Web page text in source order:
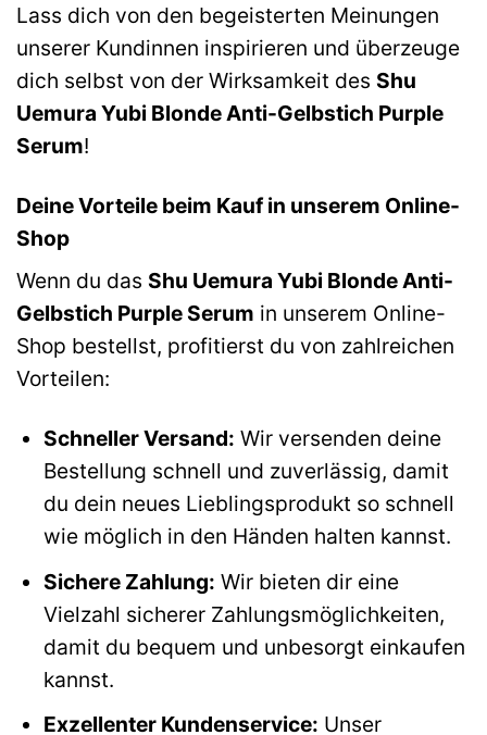
Lass dich von den begeisterten Meinungen
unserer Kundinnen inspirieren und überzeuge
dich selbst von der Wirksamkeit des Shu
Uemura Yubi Blonde Anti-Gelbstich Purple
Serum!
Deine Vorteile beim Kauf in unserem Online-
Shop
Wenn du das Shu Uemura Yubi Blonde Anti-
Gelbstich Purple Serum in unserem Online-
Shop bestellst, profitierst du von zahlreichen
Vorteilen:
Schneller Versand: Wir versenden deine
Bestellung schnell und zuverlässig, damit
du dein neues Lieblingsprodukt so schnell
wie möglich in den Händen halten kannst.
Sichere Zahlung: Wir bieten dir eine
Vielzahl sicherer Zahlungsmöglichkeiten,
damit du bequem und unbesorgt einkaufen
kannst.
Exzellenter Kundenservice: Unser